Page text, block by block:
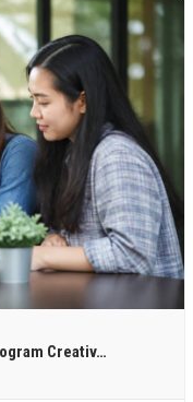
Creativ…